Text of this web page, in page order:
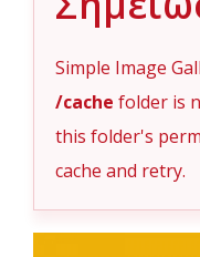
Simple Image
/cache folder is
this folder's
cache and retry.